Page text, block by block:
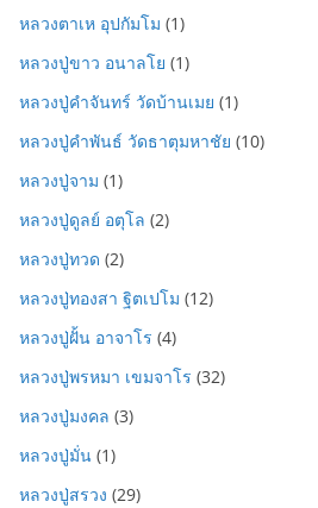
หลวงตาเห อุปกัมโม (1)
หลวงปู่ขาว อนาลโย (1)
หลวงปู่คำจันทร์ วัดบ้านเมย (1)
หลวงปู่คำพันธ์ วัดธาตุมหาชัย (10)
หลวงปู่จาม (1)
หลวงปู่ดูลย์ อตุโล (2)
หลวงปู่ทวด (2)
หลวงปู่ทองสา ฐิตเปโม (12)
หลวงปู่ฝั้น อาจาโร (4)
หลวงปู่พรหมา เขมจาโร (32)
หลวงปู่มงคล (3)
หลวงปู่มั่น (1)
หลวงปู่สรวง (29)